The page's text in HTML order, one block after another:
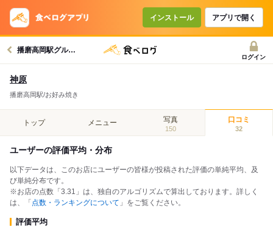
インストール アプリで開く
播磨高岡駅グルメへ
ログイン
神原
播磨高岡駅/お好み焼き
トップ メニュー 写真
150
口コミ
32
ユーザーの評価平均・分布
以下データは、このお店にユーザーの皆様が投稿された評価の単純平均、及
び単純分布です。
※お店の点数「3.31」は、独自のアルゴリズムで算出しております。詳しく
は、「 点数・ランキングについて 」をご覧ください。
評価平均